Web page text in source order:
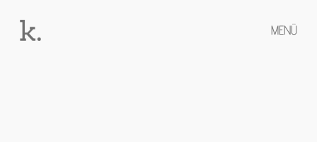
MENÜ